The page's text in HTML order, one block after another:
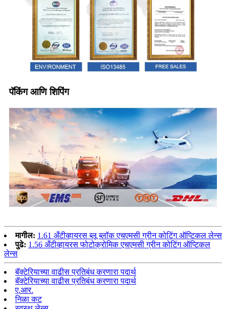
पॅकिंग आणि शिपिंग
मागील: 1.61 अँटीव्हायरस ब्लू ब्लॉक एचएमसी ग्रीन कोटिंग ऑप्टिकल लेन्स
पुढे: 1.56 अँटीव्हायरस फोटोक्रोमिक एचएमसी ग्रीन कोटिंग ऑप्टिकल
लेन्स
बॅक्टेरियाच्या वाढीस प्रतिबंध करणारा पदार्थ
बॅक्टेरियाच्या वाढीस प्रतिबंध करणारा पदार्थ
ए.आर.
निळा कट